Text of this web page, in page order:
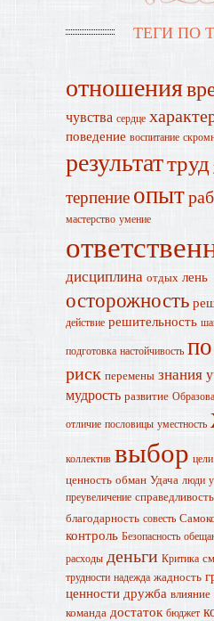
ТЕГИ ПО
отношения
чувства сердце
поведение воспитание
результаттруд
терпение опыт
мастерство умение
дисциплина отдых лень
осторожность
действие решительность
подготовка настойчивость
риск перемены знания
мудрость развитие
отличие пословицы уместность
коллектив выбор цели
ценность обман Удача люди
преувеличение справедливость
благодарность совесть
контроль Безопасность
расходы деньги Критика
трудности надежда жадность
ценности дружба влияние
команда достаток бюджет